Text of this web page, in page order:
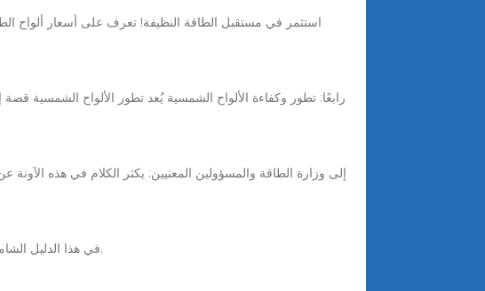
رابعًا: تطور وكفاءة الألواح الشمسية يُعد تطور الألواح الشمسية
إلى وزارة الطاقة والمسؤولين المعنيين: يكثر الكلام في هذه
في هذا الدليل الشامل لعام 2025، سنستعرض بالتفصيل انواع الواح الطاقة الشمسية، مزاياها وعيوبها، وكيفية اختيار الأنسب لاحتياجاتك.